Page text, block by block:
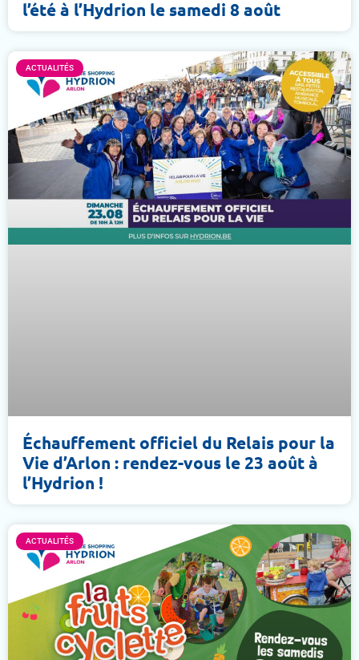
l’été à l’Hydrion le samedi 8 août
ACTUALITÉS
Échauffement officiel du Relais pour la
Vie d’Arlon : rendez-vous le 23 août à
l’Hydrion !
ACTUALITÉS